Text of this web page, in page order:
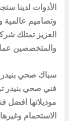
الأدوات لدينا
وتصاميم عالمية
العزيز تمتلك
والمتخصصين
سباك صحي بنيدر
فني صحي بنيدر
موديلاتها
الاستحمام